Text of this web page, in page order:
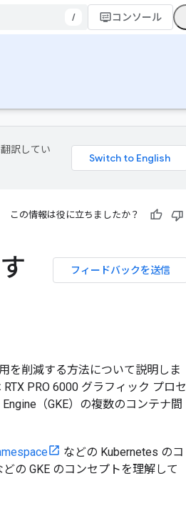
/ コンソール
訳してい
この情報は役に立ちましたか？
フィードバックを送信
を削減する方法について説明しま
PRO 6000 グラフィック プロセ
（GKE）の複数のコンテナ間
などの Kubernetes のコ
どの GKE のコンセプトを理解して